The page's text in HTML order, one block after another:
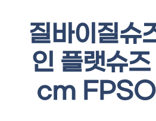
질바이질슈
인 플랫슈
cm